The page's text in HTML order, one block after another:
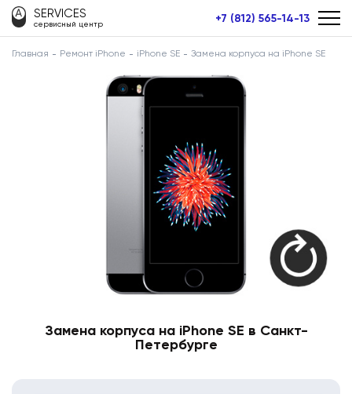
SERVICES
сервисный центр +7 (812) 565-14-13
Главная Ремонт iPhone iPhone SE Замена корпуса на iPhone SE
Замена корпуса на iPhone SE в Санкт-
Петербурге